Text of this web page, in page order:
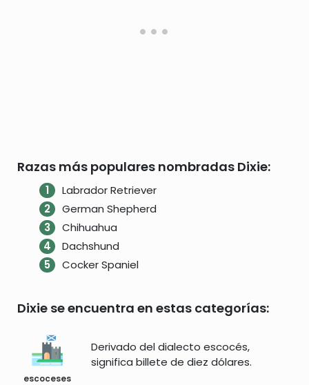
Razas más populares nombradas Dixie:
Labrador Retriever
German Shepherd
Chihuahua
Dachshund
Cocker Spaniel
Dixie se encuentra en estas categorías:
escoceses
Derivado del dialecto escocés,
significa billete de diez dólares.